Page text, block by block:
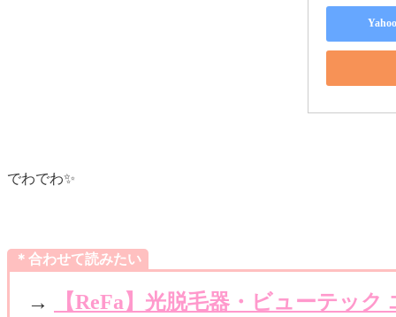
でわでわ✨
＊合わせて読みたい
→ 【ReFa】光脱毛器・ビューテック